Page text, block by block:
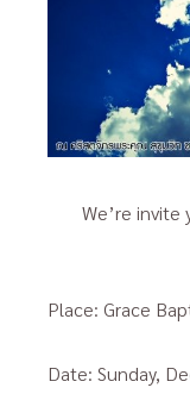
We’re
Place: Grace
Date: Sunday,